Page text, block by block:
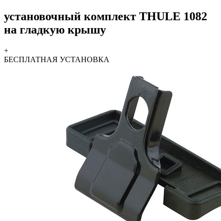
установочный комплект THULE 1082
на гладкую крышу
+
БЕСПЛАТНАЯ УСТАНОВКА